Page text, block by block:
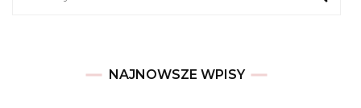
NAJNOWSZE WPISY